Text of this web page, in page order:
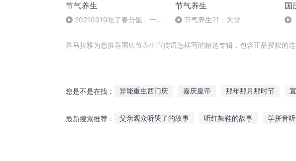
节气养生
20210319吃了春分饭，一天
节气养生
节气养生21：大雪
国
喜马拉雅为您推荐国庆节养生宣传语怎样写的精选专辑，包含正品授权的
您是不是在找： 异能重生西门庆 嘉庆皇帝 那年那月那时节
最新搜索推荐： 父亲观众听哭了的故事 听红舞鞋的故事 学拼音